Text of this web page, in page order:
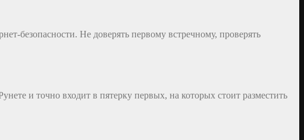
безопасности. Не доверять первому встречному, проверять
и точно входит в пятерку первых, на которых стоит разместить